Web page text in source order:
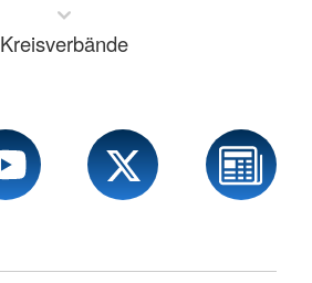
Kreisverbände